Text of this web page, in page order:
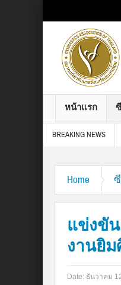
หน้าแรก
BREAKING NEWS
ทศไทย ขอขอบคุณ : เปียง ศูนย์เวช
Home
แข่งขัน
งานยิม
Date: ธันวาคม